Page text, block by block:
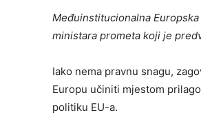
Međuinstitucionalna
ministara prometa koji je
Iako nema pravnu snagu,
Europu učiniti mjestom
politiku EU-a.